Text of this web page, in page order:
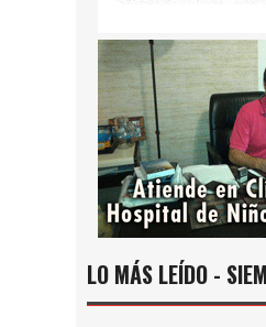
LO MÁS LEÍDO -